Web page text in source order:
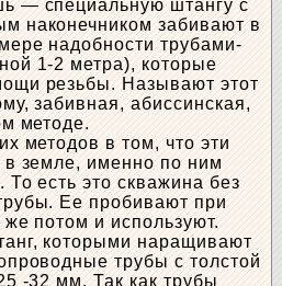
— специальную штангу с
наконечником забивают в
надобности трубами-
1-2 метра), которые
резьбы. Называют этот
забивная, абиссинская,
методе.
методов в том, что эти
в земле, именно по ним
То есть это скважина без
Ее пробивают при
потом и используют.
которыми наращивают
трубы с толстой
-32 мм. Так как трубы